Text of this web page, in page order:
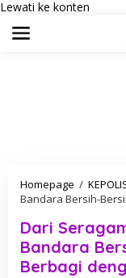
Lewati ke konten
Homepage /
Bandara Bersih-
Dari
Bandara
Berbagi